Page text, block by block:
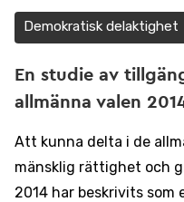
Demokratisk delaktighet
En studie av
allmänna valen
Att kunna delta i de
mänsklig rättighet och
2014 har beskrivits som